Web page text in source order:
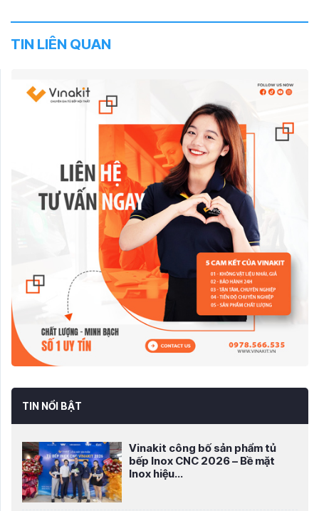
TIN LIÊN QUAN
TIN NỔI BẬT
Vinakit công bố sản phẩm tủ
bếp Inox CNC 2026 – Bề mặt
Inox hiệu...